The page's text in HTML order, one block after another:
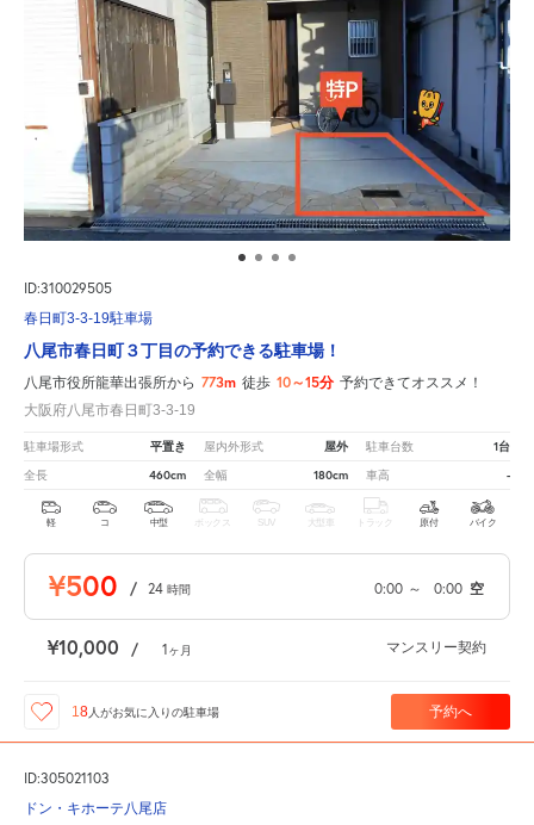
ID:310029505
春日町3-3-19駐車場
八尾市春日町３丁目の予約できる駐車場！
八尾市役所龍華出張所から 773m 徒歩 10～15分 予約できてオススメ！
大阪府八尾市春日町3-3-19
駐車場形式 平置き 屋内外形式 屋外 駐車台数 1台
全長 460cm 全幅 180cm 車高 -
軽 コ 中型 ボックス SUV 大型車 トラック 原付 バイク
¥500 / 24 時間 0:00 ～ 0:00 空
¥10,000 / 1ヶ月 マンスリー契約
18人がお気に入りの駐車場 予約へ
ID:305021103
ドン・キホーテ八尾店